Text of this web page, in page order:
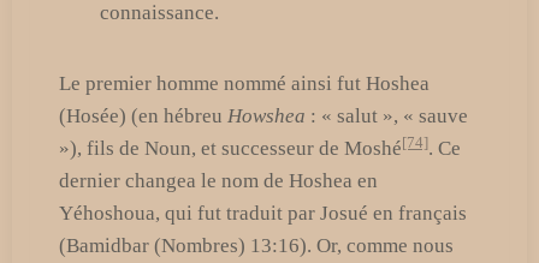
connaissance.
Le premier homme nommé ainsi fut Hoshea
(Hosée) (en hébreu Howshea : « salut », « sauve
»), fils de Noun, et successeur de Moshé[74]. Ce
dernier changea le nom de Hoshea en
Yéhoshoua, qui fut traduit par Josué en français
(Bamidbar (Nombres) 13:16). Or, comme nous